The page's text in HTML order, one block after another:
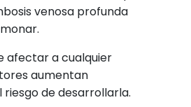
venosa profunda
afectar a cualquier
aumentan
de desarrollarla.